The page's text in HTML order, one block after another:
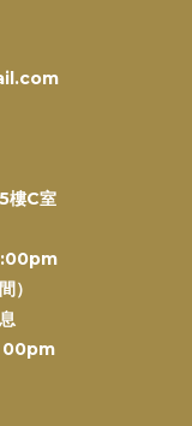
樓C室
）
00pm